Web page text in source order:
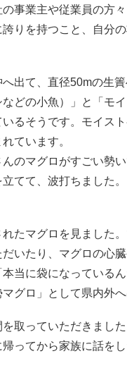
事業主や従業員の方
りを持つこと、自分
出て、直径50mの生
どの小魚）」と「モ
るそうです。モイス
ています。
のマグロがすごい勢
てて、波打ちました
たマグロを見ました
いたり、マグロの心
当に袋になっているん
グロ」として県内外へ
取っていただきまし
ってから家族に話を